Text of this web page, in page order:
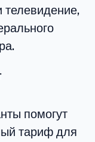
телевидение,
помогут
тариф для